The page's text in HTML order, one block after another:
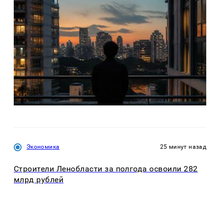
Экономика 25 минут назад
Строители Ленобласти за полгода освоили 282
млрд рублей